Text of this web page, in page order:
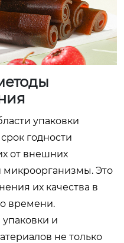
упаковки
годности
от внешних
микроорганизмы. Это
их качества в
времени.
и
не только